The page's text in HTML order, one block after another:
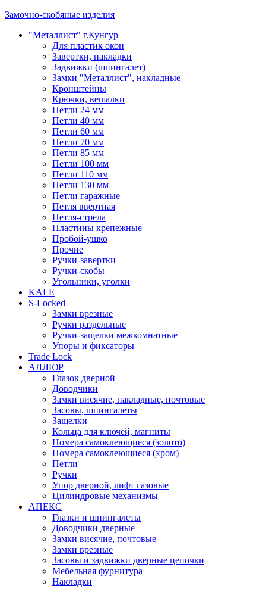
Замочно-скобяные изделия
"Металлист" г.Кунгур
Для пластик окон
Завертки, накладки
Задвижки (шпингалет)
Замки "Металлист", накладные
Кронштейны
Крючки, вешалки
Петли 24 мм
Петли 40 мм
Петли 60 мм
Петли 70 мм
Петли 85 мм
Петли 100 мм
Петли 110 мм
Петли 130 мм
Петли гаражные
Петля ввертная
Петля-стрела
Пластины крепежные
Пробой-ушко
Прочие
Ручки-завертки
Ручки-скобы
Угольники, уголки
KALE
S-Locked
Замки врезные
Ручки раздельные
Ручки-защелки межкомнатные
Упоры и фиксаторы
Trade Lock
АЛЛЮР
Глазок дверной
Доводчики
Замки висячие, накладные, почтовые
Засовы, шпингалеты
Защелки
Кольца для ключей, магниты
Номера самоклеющиеся (золото)
Номера самоклеющиеся (хром)
Петли
Ручки
Упор дверной, лифт газовые
Цилиндровые механизмы
АПЕКС
Глазки и шпингалеты
Доводчики дверные
Замки висячие, почтовые
Замки врезные
Засовы и задвижки дверные цепочки
Мебельная фурнитура
Накладки